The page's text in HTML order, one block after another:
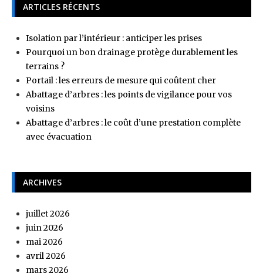
ARTICLES RÉCENTS
Isolation par l’intérieur : anticiper les prises
Pourquoi un bon drainage protège durablement les
terrains ?
Portail : les erreurs de mesure qui coûtent cher
Abattage d’arbres : les points de vigilance pour vos
voisins
Abattage d’arbres : le coût d’une prestation complète
avec évacuation
ARCHIVES
juillet 2026
juin 2026
mai 2026
avril 2026
mars 2026